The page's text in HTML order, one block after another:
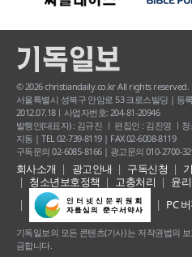
© 2026 christiandaily.co.kr All rights reserved.
서울특별시 성북구 안암로 53 크로스빌딩 | 등
2012.07.18ㅣ사업자번호: 204-81-20946
발행인(대표자) : 김규진 ㅣ 편집인 : 김진영 ㅣ
지동 | TEL 02-739-8119 | FAX 02-6008-8119
구독문의 02-6085-8166 | 광고문의 010-2700-
회사소개 광고안내 구독신청
청소년보호정책
고충처리
윤
PC
기독일보의 모든 콘텐츠(기사) 는 저작권법의
금합니다.